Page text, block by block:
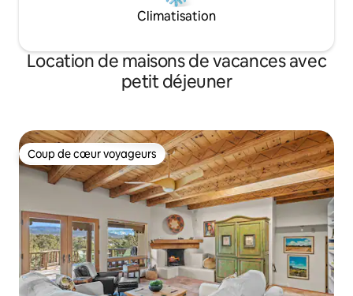
Climatisation
Location de maisons de vacances avec
petit déjeuner
Coup de cœur voyageurs
Coup de cœur voyageurs